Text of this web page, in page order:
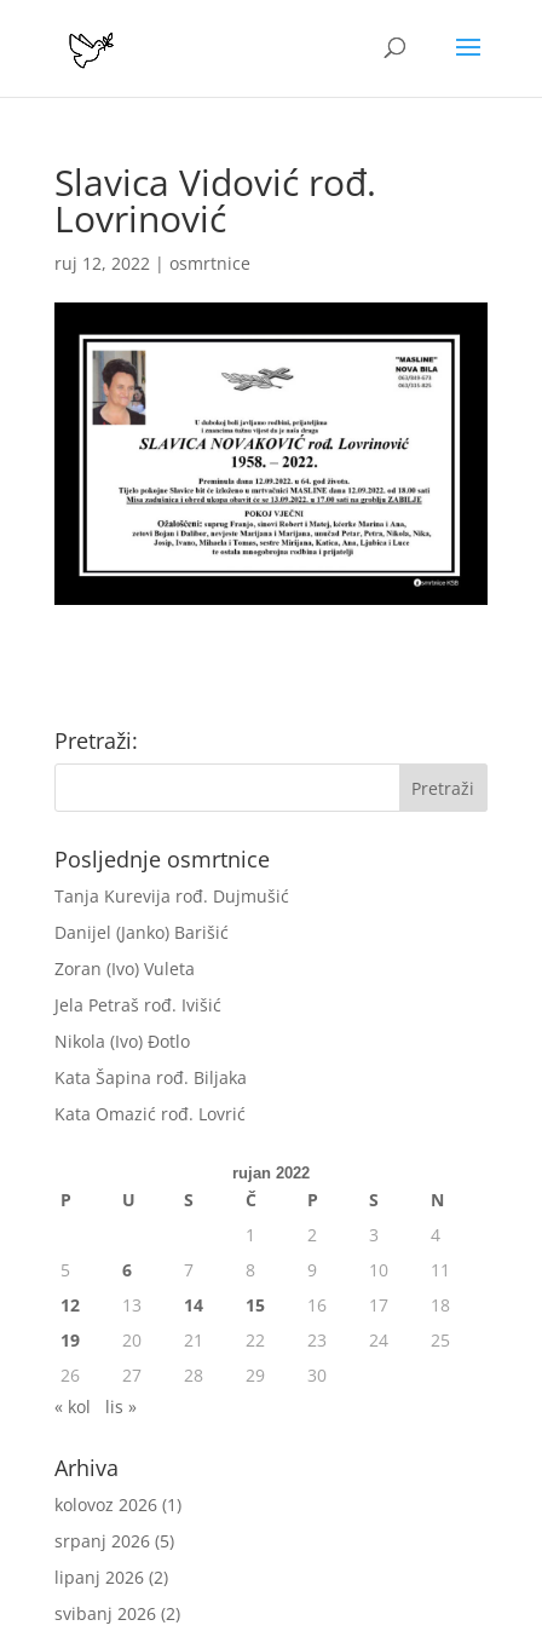
Slavica Vidović rođ.
Lovrinović
ruj 12, 2022| osmrtnice
Pretraži:
Posljednje osmrtnice
Tanja Kurevija rođ. Dujmušić
Danijel (Janko) Barišić
Zoran (Ivo) Vuleta
Jela Petraš rođ. Ivišić
Nikola (Ivo) Đotlo
Kata Šapina rođ. Biljaka
Kata Omazić rođ. Lovrić
rujan 2022
P U S Č P S
N
1
2 3
4
5
6 7 8 9 10
11
12
13 14 15 16 17
18
19
20 21 22 23 24
25
26
27 28 29
30
« kol
lis »
Arhiva
kolovoz 2026(1)
srpanj 2026(5)
lipanj 2026(2)
svibanj 2026(2)